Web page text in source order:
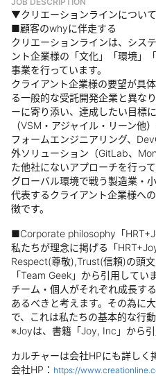
▼クリエーションラインについて
■顧客のwhyに伴走する
クリエーションラインは、シス
ント企業様の「文化」「環境」
事業を行っています。
クライアント企業様の要望が具
る一般的な受託開発企業と異な
ーに寄り添い、達成したい目標
（VSM・アジャイル・リーン他
フォームエンジニアリング、
外ソリューション（GitLab、
た他社にないアプローチを行って
グローバル環境で戦う製造業・
代表するクライアント企業様へ
徴です。
■Corporate philosophy「
私たちが理念に掲げる「
Respect(尊敬),Trust(信頼)の頭
「Team Geek」から引用してい
チーム・個人がそれぞれ成長す
あるべきと考えます。その為に
で、これは私たちの基本的な行動
※Joyは、書籍「Joy, Inc」から引
カルチャーは会社HPにも詳しく
会社HP： https://